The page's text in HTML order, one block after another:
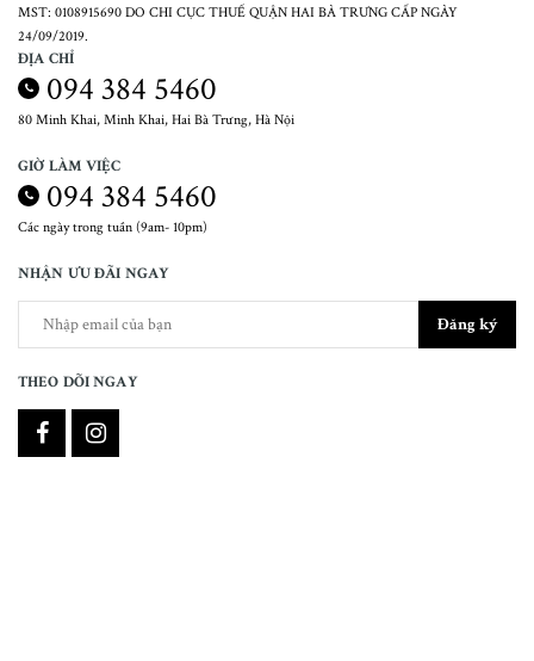
MST: 0108915690 DO CHI CỤC THUẾ QUẬN HAI BÀ TRƯNG CẤP NGÀY
24/09/2019.
ĐỊA CHỈ
094 384 5460
80 Minh Khai, Minh Khai, Hai Bà Trưng, Hà Nội
GIỜ LÀM VIỆC
094 384 5460
Các ngày trong tuần (9am- 10pm)
NHẬN ƯU ĐÃI NGAY
Đăng ký
THEO DÕI NGAY